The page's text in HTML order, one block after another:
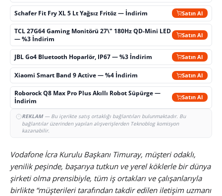
Schafer Fit Fry XL 5 Lt Yağsız Fritöz — İndirim Satın Al
TCL 27G64 Gaming Monitörü 27\" 180Hz QD-Mini LED
— %3 İndirim
Satın Al
JBL Go4 Bluetooth Hoparlör, IP67 — %3 İndirim Satın Al
Xiaomi Smart Band 9 Active — %4 İndirim Satın Al
Roborock Q8 Max Pro Plus Akıllı Robot Süpürge —
İndirim
Satın Al
REKLAM— Bu içerikte satış ortaklığı bağlantıları bulunmaktadır. Bu
bağlantılar üzerinden yapılan alışverişlerden Teknoblog komisyon
kazanabilir.
Vodafone İcra Kurulu Başkanı Timuray, müşteri odaklı,
yenilik peşinde, başarıya tutkun ve yerel köklerle bir dünya
şirketi olma prensibiyle, tüm iş ortakları ve çalışanlarıyla
birlikte “müşterileri tarafından takdir edilen iletişim uzmanı